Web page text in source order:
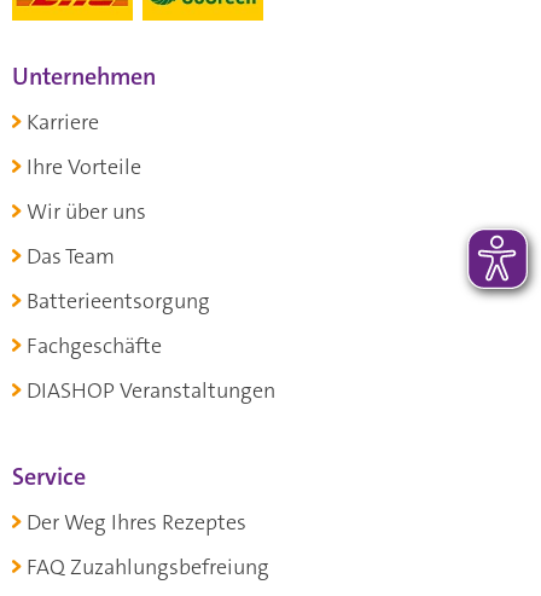
Unternehmen
Karriere
Ihre Vorteile
Wir über uns
Das Team
Batterieentsorgung
Fachgeschäfte
DIASHOP Veranstaltungen
Service
Der Weg Ihres Rezeptes
FAQ Zuzahlungsbefreiung